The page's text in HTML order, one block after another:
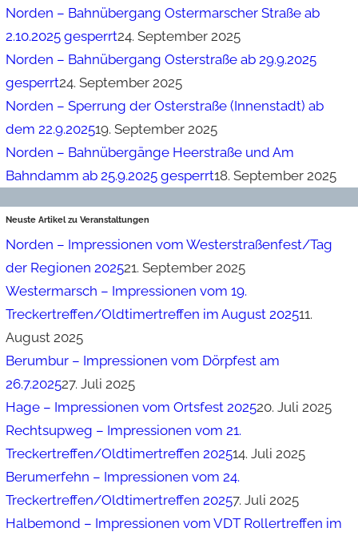
Norden – Bahnübergang Ostermarscher Straße ab
2.10.2025 gesperrt24. September 2025
Norden – Bahnübergang Osterstraße ab 29.9.2025
gesperrt24. September 2025
Norden – Sperrung der Osterstraße (Innenstadt) ab
dem 22.9.202519. September 2025
Norden – Bahnübergänge Heerstraße und Am
Bahndamm ab 25.9.2025 gesperrt18. September 2025
Neuste Artikel zu Veranstaltungen
Norden – Impressionen vom Westerstraßenfest/Tag
der Regionen 202521. September 2025
Westermarsch – Impressionen vom 19.
Treckertreffen/Oldtimertreffen im August 202511.
August 2025
Berumbur – Impressionen vom Dörpfest am
26.7.202527. Juli 2025
Hage – Impressionen vom Ortsfest 202520. Juli 2025
Rechtsupweg – Impressionen vom 21.
Treckertreffen/Oldtimertreffen 202514. Juli 2025
Berumerfehn – Impressionen vom 24.
Treckertreffen/Oldtimertreffen 20257. Juli 2025
Halbemond – Impressionen vom VDT Rollertreffen im